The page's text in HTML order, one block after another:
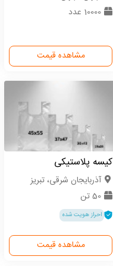
10000 عدد
مشاهده قیمت
کیسه پلاستیکی
آذربایجان شرقی، تبریز
50 تن
احراز هویت شده
مشاهده قیمت